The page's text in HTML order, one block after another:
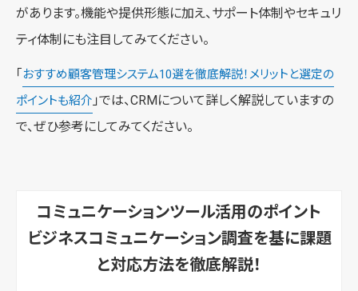
があります。機能や提供形態に加え、サポート体制やセキュリ
ティ体制にも注目してみてください。
「おすすめ顧客管理システム10選を徹底解説！メリットと選定の
ポイントも紹介 」では、CRMについて詳しく解説していますの
で、ぜひ参考にしてみてください。
コミュニケーションツール活用のポイント
ビジネスコミュニケーション調査を基に課題
と対応方法を徹底解説！